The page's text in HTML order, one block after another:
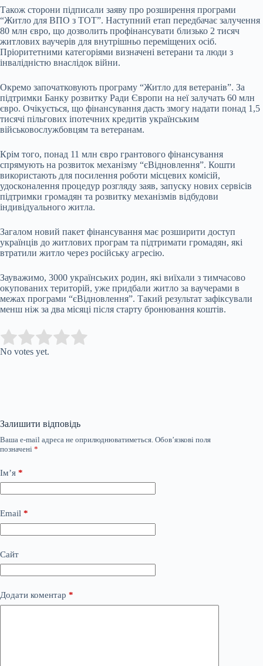
Також сторони підписали заяву про розширення програми
“Житло для ВПО з ТОТ”. Наступний етап передбачає залучення
80 млн євро, що дозволить профінансувати близько 2 тисяч
житлових ваучерів для внутрішньо переміщених осіб.
Пріоритетними категоріями визначені ветерани та люди з
інвалідністю внаслідок війни.
Окремо започатковують програму “Житло для ветеранів”. За
підтримки Банку розвитку Ради Європи на неї залучать 60 млн
євро. Очікується, що фінансування дасть змогу надати понад 1,5
тисячі пільгових іпотечних кредитів українським
військовослужбовцям та ветеранам.
Крім того, понад 11 млн євро грантового фінансування
спрямують на розвиток механізму “єВідновлення”. Кошти
використають для посилення роботи місцевих комісій,
удосконалення процедур розгляду заяв, запуску нових сервісів
підтримки громадян та розвитку механізмів відбудови
індивідуального житла.
Загалом новий пакет фінансування має розширити доступ
українців до житлових програм та підтримати громадян, які
втратили житло через російську агресію.
Зауважимо, 3000 українських родин, які виїхали з тимчасово
окупованих територій, уже придбали житло за ваучерами в
межах програми “єВідновлення”. Такий результат зафіксували
менш ніж за два місяці після старту бронювання коштів.
Rate this item:
No votes yet.
Залишити відповідь
Ваша e-mail адреса не оприлюднюватиметься. Обов’язкові поля
позначені *
Ім’я *
Email *
Сайт
Додати коментар *